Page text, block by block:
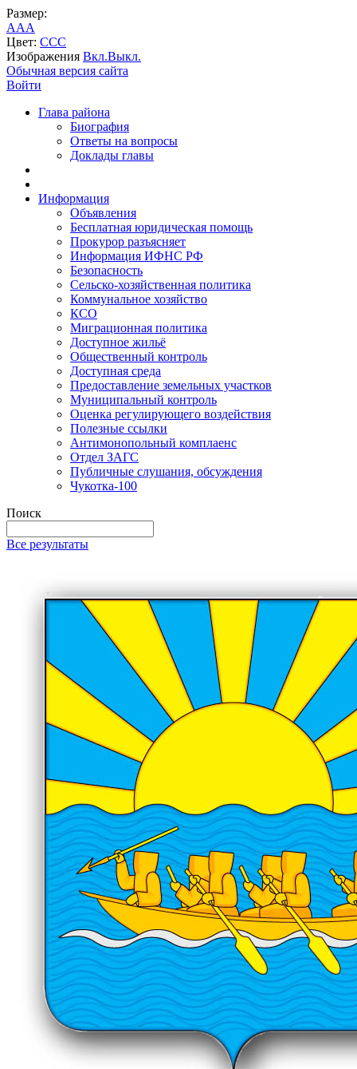
Размер:
AAA
Цвет: CCC
Изображения Вкл.Выкл.
Обычная версия сайта
Войти
Глава района
Биография
Ответы на вопросы
Доклады главы
Информация
Объявления
Бесплатная юридическая помощь
Прокурор разъясняет
Информация ИФНС РФ
Безопасность
Сельско-хозяйственная политика
Коммунальное хозяйство
КСО
Миграционная политика
Доступное жильё
Общественный контроль
Доступная среда
Предоставление земельных участков
Муниципальный контроль
Оценка регулирующего воздействия
Полезные ссылки
Антимонопольный комплаенс
Отдел ЗАГС
Публичные слушания, обсуждения
Чукотка-100
Поиск
Все результаты